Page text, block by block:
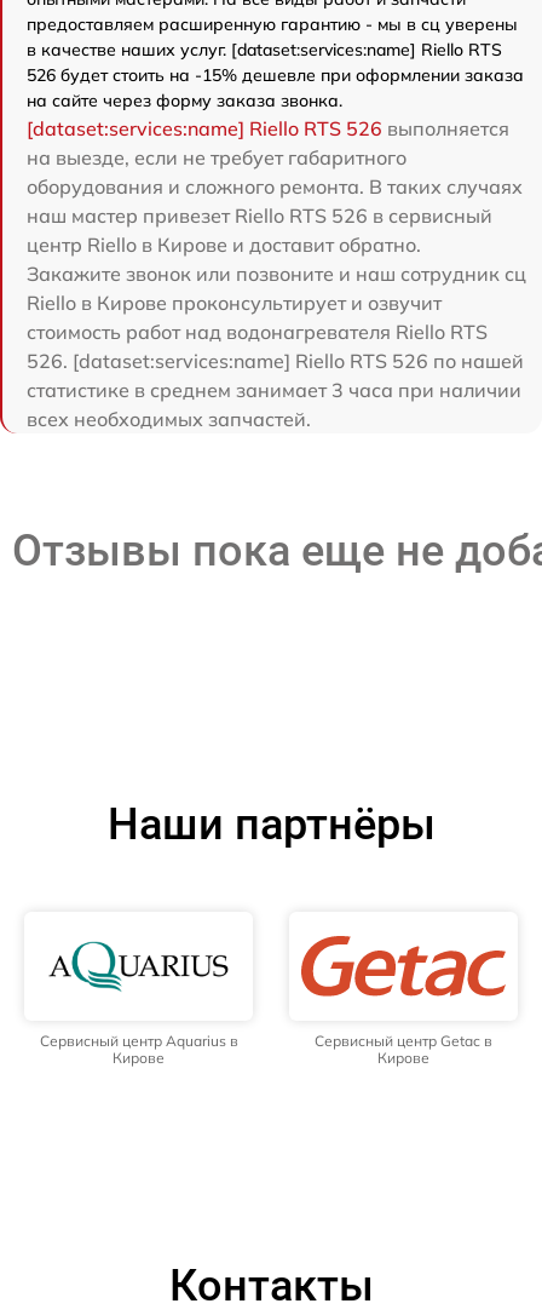
предоставляем расширенную гарантию - мы в сц уверены
в качестве наших услуг. [dataset:services:name] Riello RTS
526 будет стоить на -15% дешевле при оформлении заказа
на сайте через форму заказа звонка.
[dataset:services:name] Riello RTS 526 выполняется
на выезде, если не требует габаритного
оборудования и сложного ремонта. В таких случаях
наш мастер привезет Riello RTS 526 в сервисный
центр Riello в Кирове и доставит обратно.
Закажите звонок или позвоните и наш сотрудник сц
Riello в Кирове проконсультирует и озвучит
стоимость работ над водонагревателя Riello RTS
526. [dataset:services:name] Riello RTS 526 по нашей
статистике в среднем занимает 3 часа при наличии
всех необходимых запчастей.
Отзывы пока еще не
Наши партнёры
Сервисный центр Aquarius в
Кирове
Сервисный центр Getac в
Кирове
Контакты